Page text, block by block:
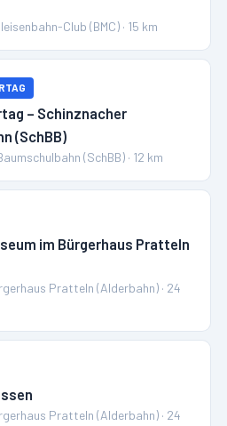
Club (BMC) · 15 km
– Schinznacher
(SchBB)
(SchBB) · 12 km
im Bürgerhaus Pratteln
Pratteln (Alderbahn) · 24
Pratteln (Alderbahn) · 24